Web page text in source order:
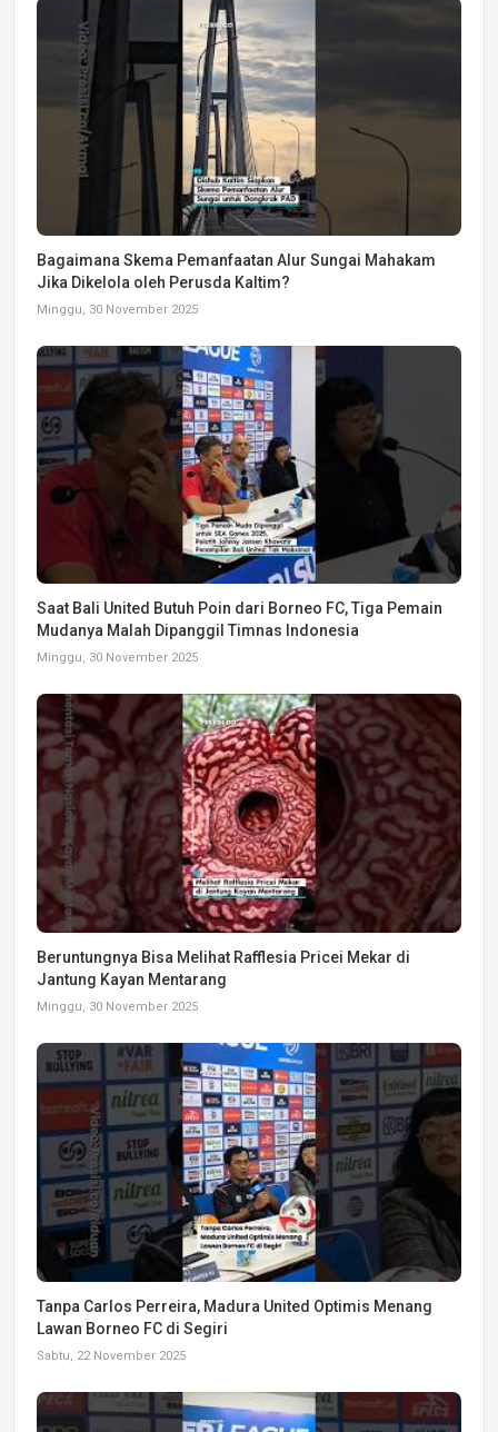
Bagaimana Skema Pemanfaatan Alur Sungai Mahakam
Jika Dikelola oleh Perusda Kaltim?
Minggu, 30 November 2025
Saat Bali United Butuh Poin dari Borneo FC, Tiga Pemain
Mudanya Malah Dipanggil Timnas Indonesia
Minggu, 30 November 2025
Beruntungnya Bisa Melihat Rafflesia Pricei Mekar di
Jantung Kayan Mentarang
Minggu, 30 November 2025
Tanpa Carlos Perreira, Madura United Optimis Menang
Lawan Borneo FC di Segiri
Sabtu, 22 November 2025